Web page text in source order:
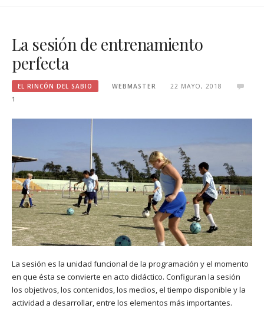
La sesión de entrenamiento
perfecta
EL RINCÓN DEL SABIO WEBMASTER
22 MAYO, 2018
1
La sesión es la unidad funcional de la programación y el momento
en que ésta se convierte en acto didáctico. Configuran la sesión
los objetivos, los contenidos, los medios, el tiempo disponible y la
actividad a desarrollar, entre los elementos más importantes.